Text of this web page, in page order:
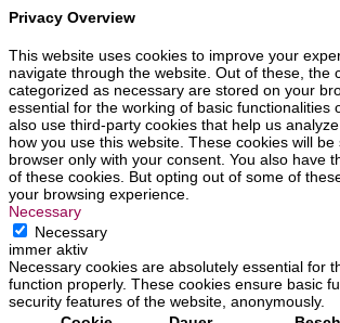
Privacy Overview
This website uses cookies to improve your
navigate through the website. Out of these, the
categorized as necessary are stored on your
essential for the working of basic functionalities
also use third-party cookies that help us
how you use this website. These cookies will
browser only with your consent. You also have
of these cookies. But opting out of some of
your browsing experience.
Necessary
Necessary
immer aktiv
Necessary cookies are absolutely essential for
function properly. These cookies ensure basic
security features of the website, anonymously.